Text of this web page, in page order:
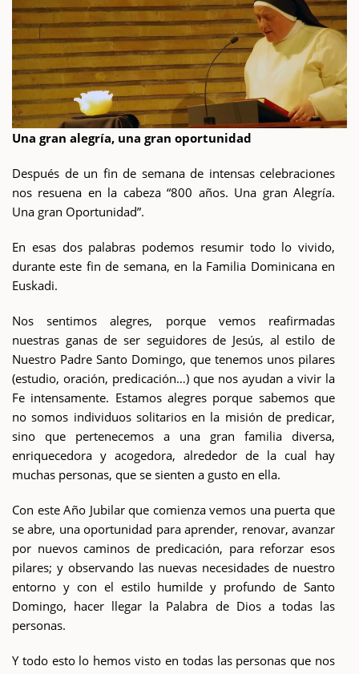
Una gran alegría, una gran oportunidad
Después de un fin de semana de intensas celebraciones
nos resuena en la cabeza “800 años. Una gran Alegría.
Una gran Oportunidad”.
En esas dos palabras podemos resumir todo lo vivido,
durante este fin de semana, en la Familia Dominicana en
Euskadi.
Nos sentimos alegres, porque vemos reafirmadas
nuestras ganas de ser seguidores de Jesús, al estilo de
Nuestro Padre Santo Domingo, que tenemos unos pilares
(estudio, oración, predicación…) que nos ayudan a vivir la
Fe intensamente. Estamos alegres porque sabemos que
no somos individuos solitarios en la misión de predicar,
sino que pertenecemos a una gran familia diversa,
enriquecedora y acogedora, alrededor de la cual hay
muchas personas, que se sienten a gusto en ella.
Con este Año Jubilar que comienza vemos una puerta que
se abre, una oportunidad para aprender, renovar, avanzar
por nuevos caminos de predicación, para reforzar esos
pilares; y observando las nuevas necesidades de nuestro
entorno y con el estilo humilde y profundo de Santo
Domingo, hacer llegar la Palabra de Dios a todas las
personas.
Y todo esto lo hemos visto en todas las personas que nos